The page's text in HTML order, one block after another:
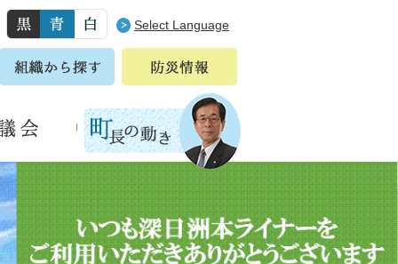
Select Language